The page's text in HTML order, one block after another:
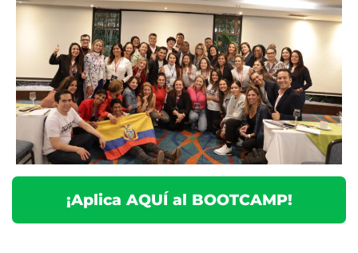
¡Aplica AQUÍ al BOOTCAMP!